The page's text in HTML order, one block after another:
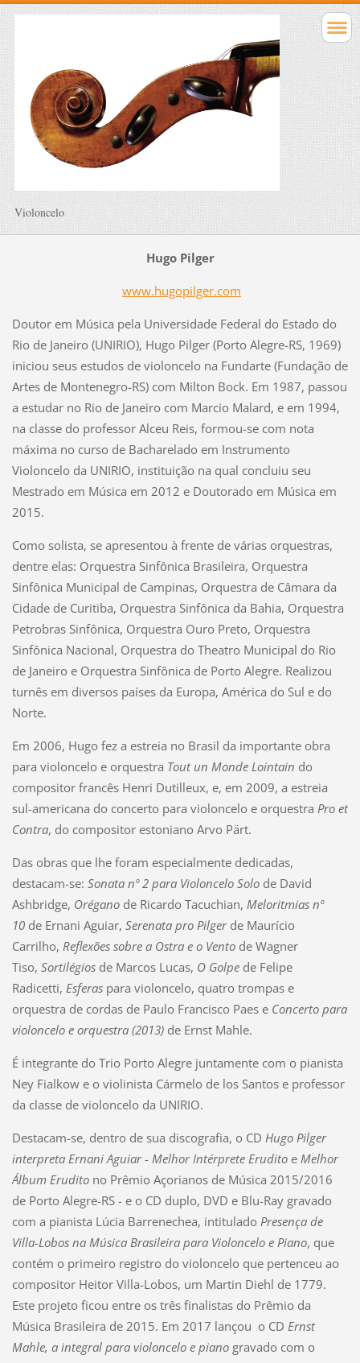
Violoncelo
Hugo Pilger
www.hugopilger.com
Doutor em Música pela Universidade Federal do Estado do
Rio de Janeiro (UNIRIO), Hugo Pilger (Porto Alegre-RS, 1969)
iniciou seus estudos de violoncelo na Fundarte (Fundação de
Artes de Montenegro-RS) com Milton Bock. Em 1987, passou
a estudar no Rio de Janeiro com Marcio Malard, e em 1994,
na classe do professor Alceu Reis, formou-se com nota
máxima no curso de Bacharelado em Instrumento
Violoncelo da UNIRIO, instituição na qual concluiu seu
Mestrado em Música em 2012 e Doutorado em Música em
2015.
Como solista, se apresentou à frente de várias orquestras,
dentre elas: Orquestra Sinfônica Brasileira, Orquestra
Sinfônica Municipal de Campinas, Orquestra de Câmara da
Cidade de Curitiba, Orquestra Sinfônica da Bahia, Orquestra
Petrobras Sinfônica, Orquestra Ouro Preto, Orquestra
Sinfônica Nacional, Orquestra do Theatro Municipal do Rio
de Janeiro e Orquestra Sinfônica de Porto Alegre. Realizou
turnês em diversos países da Europa, América do Sul e do
Norte.
Em 2006, Hugo fez a estreia no Brasil da importante obra
para violoncelo e orquestra Tout un Monde Lointain do
compositor francês Henri Dutilleux, e, em 2009, a estreia
sul-americana do concerto para violoncelo e orquestra Pro et
Contra, do compositor estoniano Arvo Pärt.
Das obras que lhe foram especialmente dedicadas,
destacam-se: Sonata nº 2 para Violoncelo Solode David
Ashbridge, Orégano de Ricardo Tacuchian, Meloritmias nº
10de Ernani Aguiar, Serenata pro Pilgerde Maurício
Carrilho, Reflexões sobre a Ostra e o Vento de Wagner
Tiso, Sortilégios de Marcos Lucas, O Golpede Felipe
Radicetti, Esferas para violoncelo, quatro trompas e
orquestra de cordas de Paulo Francisco Paes e Concerto para
violoncelo e orquestra (2013)de Ernst Mahle.
É integrante do Trio Porto Alegre juntamente com o pianista
Ney Fialkow e o violinista Cármelo de los Santos e professor
da classe de violoncelo da UNIRIO.
Destacam-se, dentro de sua discografia, o CD Hugo Pilger
interpreta Ernani Aguiar- Melhor Intérprete Eruditoe Melhor
Álbum Eruditono Prêmio Açorianos de Música 2015/2016
de Porto Alegre-RS - e o CD duplo, DVD e Blu-Ray gravado
com a pianista Lúcia Barrenechea, intitulado Presença de
Villa-Lobos na Música Brasileira para Violoncelo e Piano, que
contém o primeiro registro do violoncelo que pertenceu ao
compositor Heitor Villa-Lobos, um Martin Diehl de 1779.
Este projeto ficou entre os três finalistas do Prêmio da
Música Brasileira de 2015. Em 2017 lançou o CD Ernst
Mahle, a integral para violoncelo e pianogravado com o